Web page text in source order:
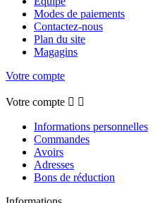
Modes de paiements
Contactez-nous
Plan du site
Magagins
Votre compte
Votre compte  
Informations personnelles
Commandes
Avoirs
Adresses
Bons de réduction